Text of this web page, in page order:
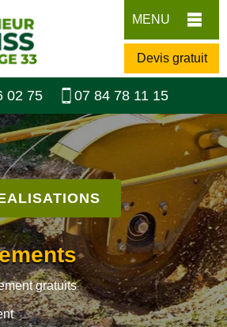
MENU
Devis gratuit
02 75 07 84 78 11 15
gratuits